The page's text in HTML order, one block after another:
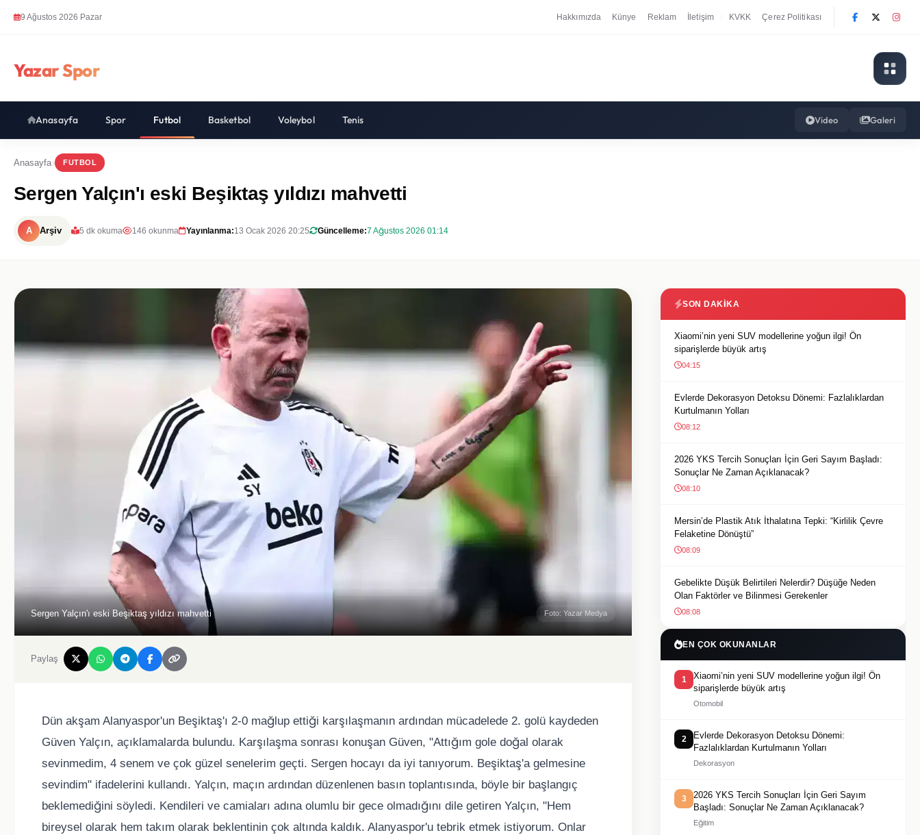
9 Ağustos 2026 Pazar Hakkımızda Künye Reklam İletişim KVKK Çerez Politikası
Yazar Spor
Anasayfa Spor Futbol Basketbol Voleybol Tenis Video Galeri
Anasayfa FUTBOL
Sergen Yalçın'ı eski Beşiktaş yıldızı mahvetti
A Arşiv 5 dk okuma 146 okunma Yayınlanma:13 Ocak 2026 20:25 Güncelleme:7 Ağustos 2026 01:14
Sergen Yalçın'ı eski Beşiktaş yıldızı mahvetti Foto: Yazar Medya
Paylaş
Dün akşam Alanyaspor'un Beşiktaş'ı 2-0 mağlup ettiği karşılaşmanın ardından mücadelede 2. golü kaydeden
Güven Yalçın, açıklamalarda bulundu. Karşılaşma sonrası konuşan Güven, "Attığım gole doğal olarak
sevinmedim, 4 senem ve çok güzel senelerim geçti. Sergen hocayı da iyi tanıyorum. Beşiktaş'a gelmesine
sevindim" ifadelerini kullandı. Yalçın, maçın ardından düzenlenen basın toplantısında, böyle bir başlangıç
beklemediğini söyledi. Kendileri ve camiaları adına olumlu bir gece olmadığını dile getiren Yalçın, "Hem
bireysel olarak hem takım olarak beklentinin çok altında kaldık. Alanyaspor'u tebrik etmek istiyorum. Onlar
SON DAKIKA
Xiaomi’nin yeni SUV modellerine yoğun ilgi! Ön
siparişlerde büyük artış
04:15
Evlerde Dekorasyon Detoksu Dönemi: Fazlalıklardan
Kurtulmanın Yolları
08:12
2026 YKS Tercih Sonuçları İçin Geri Sayım Başladı:
Sonuçlar Ne Zaman Açıklanacak?
08:10
Mersin’de Plastik Atık İthalatına Tepki: “Kirlilik Çevre
Felaketine Dönüştü”
08:09
Gebelikte Düşük Belirtileri Nelerdir? Düşüğe Neden
Olan Faktörler ve Bilinmesi Gerekenler
08:08
EN ÇOK OKUNANLAR
1
Xiaomi’nin yeni SUV modellerine yoğun ilgi! Ön
siparişlerde büyük artış
Otomobil
2
Evlerde Dekorasyon Detoksu Dönemi:
Fazlalıklardan Kurtulmanın Yolları
Dekorasyon
3
2026 YKS Tercih Sonuçları İçin Geri Sayım
Başladı: Sonuçlar Ne Zaman Açıklanacak?
Eğitim